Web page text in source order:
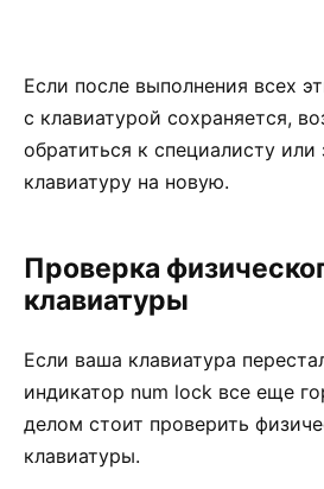
Если после выполнения всех
с клавиатурой сохраняется,
обратиться к специалисту или
клавиатуру на новую.
Проверка
клавиатуры
Если ваша клавиатура
индикатор num lock все еще
делом стоит проверить
клавиатуры.